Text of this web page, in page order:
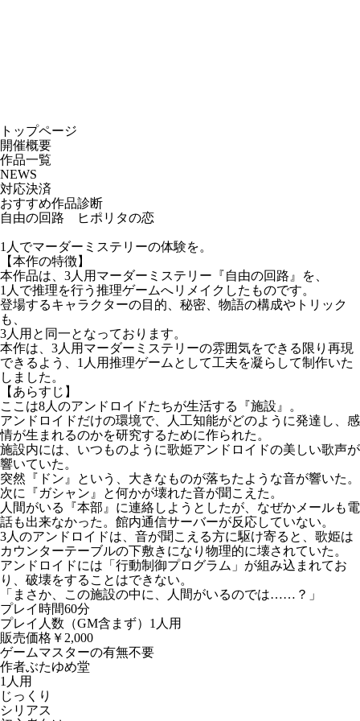
トップページ
開催概要
作品一覧
NEWS
対応決済
おすすめ作品診断
自由の回路 ヒポリタの恋
1人でマーダーミステリーの体験を。
【本作の特徴】
本作品は、3人用マーダーミステリー『自由の回路』を、
1人で推理を行う推理ゲームへリメイクしたものです。
登場するキャラクターの目的、秘密、物語の構成やトリック
も、
3人用と同一となっております。
本作は、3人用マーダーミステリーの雰囲気をできる限り再現
できるよう、1人用推理ゲームとして工夫を凝らして制作いた
しました。
【あらすじ】
ここは8人のアンドロイドたちが生活する『施設』。
アンドロイドだけの環境で、人工知能がどのように発達し、感
情が生まれるのかを研究するために作られた。
施設内には、いつものように歌姫アンドロイドの美しい歌声が
響いていた。
突然『ドン』という、大きなものが落ちたような音が響いた。
次に『ガシャン』と何かが壊れた音が聞こえた。
人間がいる『本部』に連絡しようとしたが、なぜかメールも電
話も出来なかった。館内通信サーバーが反応していない。
3人のアンドロイドは、音が聞こえる方に駆け寄ると、歌姫は
カウンターテーブルの下敷きになり物理的に壊されていた。
アンドロイドには「行動制御プログラム」が組み込まれてお
り、破壊をすることはできない。
「まさか、この施設の中に、人間がいるのでは……？」
プレイ時間60分
プレイ人数（GM含まず） 1人用
販売価格 ￥2,000
ゲームマスターの有無不要
作者ぶたゆめ堂
1人用
じっくり
シリアス